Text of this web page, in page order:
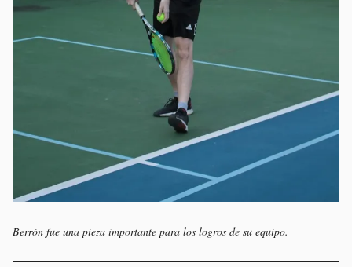
Berrón fue una pieza importante para los logros de su equipo.